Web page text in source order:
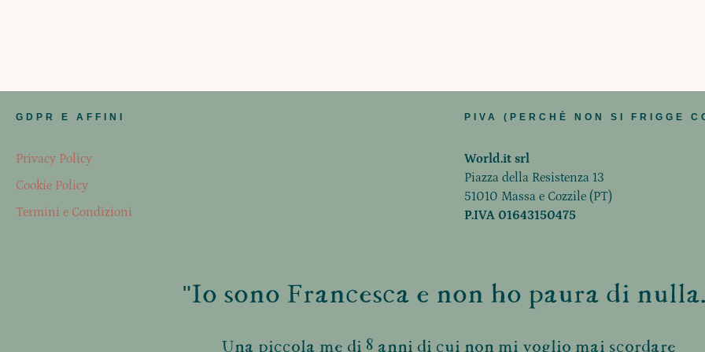
GDPR E AFFINI
Privacy Policy
Cookie Policy
Termini e Condizioni
PIVA (PERCHÈ NON SI FRIGGE
World.it srl
Piazza della Resistenza 13
51010 Massa e Cozzile (PT)
P.IVA 01643150475
"Io sono Francesca e non ho paura di
Una piccola me di 8 anni di cui non mi voglio mai scordare